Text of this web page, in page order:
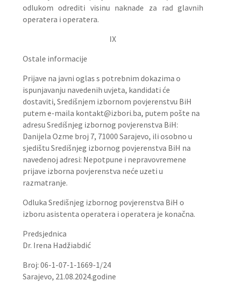
odlukom odrediti visinu naknade za rad glavnih
operatera i operatera.
IX
Ostale informacije
Prijave na javni oglas s potrebnim dokazima o
ispunjavanju navedenih uvjeta, kandidati će
dostaviti, Središnjem izbornom povjerenstvu BiH
putem e-maila kontakt@izbori.ba, putem pošte na
adresu Središnjeg izbornog povjerenstva BiH:
Danijela Ozme broj 7, 71000 Sarajevo, ili osobno u
sjedištu Središnjeg izbornog povjerenstva BiH na
navedenoj adresi: Nepotpune i nepravovremene
prijave izborna povjerenstva neće uzeti u
razmatranje.
Odluka Središnjeg izbornog povjerenstva BiH o
izboru asistenta operatera i operatera je konačna.
Predsjednica
Dr. Irena Hadžiabdić
Broj: 06-1-07-1-1669-1/24
Sarajevo, 21.08.2024.godine